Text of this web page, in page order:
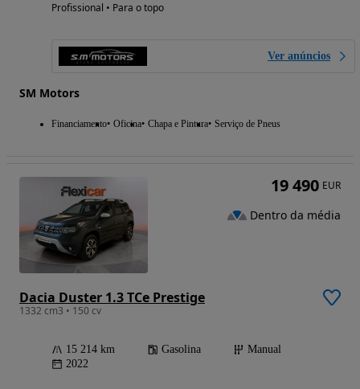
Profissional • Para o topo
Ver anúncios
SM Motors
Financiamento Oficina Chapa e Pintura Serviço de Pneus
Dacia Duster 1.3 TCe Prestige
1332 cm3 • 150 cv
15 214 km Gasolina
Manual
2022
19 490 EUR
Dentro da média